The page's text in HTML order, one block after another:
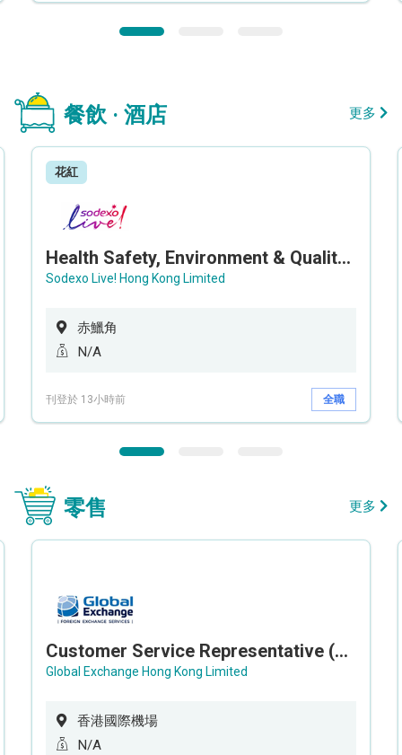
餐飲 · 酒店 更多
花紅
Health Safety, Environment & Quality Assurance Officer (Maternity cover – 5 months contract)
Sodexo Live! Hong Kong Limited
赤鱲角
N/A
刊登於 13小時前 全職
零售 更多
Customer Service Representative (Airport)
Global Exchange Hong Kong Limited
香港國際機場
N/A